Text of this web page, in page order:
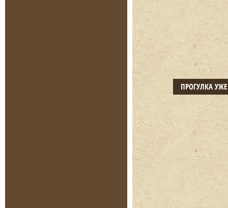
ПРОГУЛКА